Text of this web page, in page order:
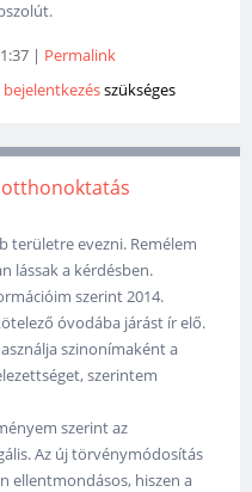
| Permalink
bejelentkezésszükséges
területre evezni. Remélem
lássak a kérdésben.
szerint 2014.
óvodába járást ír elő.
szinonímaként a
szerintem
szerint az
Az új törvénymódosítás
ellentmondásos, hiszen a